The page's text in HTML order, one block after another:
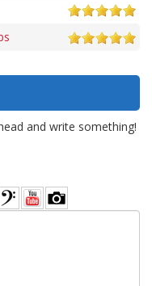
and write something!